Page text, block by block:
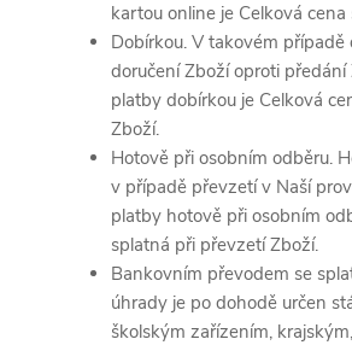
kartou online je Celková
Dobírkou. V takovém
doručení Zboží oproti
platby dobírkou je Celková
Zboží.
Hotově při osobním odběru.
v případě převzetí v Naší
platby hotově při osobním
splatná při převzetí Zboží.
Bankovním převodem se
úhrady je po dohodě určen
školským zařízením,